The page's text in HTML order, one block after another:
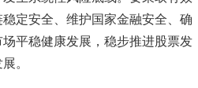
定安全、维护国家金融安全、确
平稳健康发展，稳步推进股票发
。